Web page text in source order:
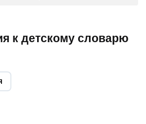
к детскому словарю